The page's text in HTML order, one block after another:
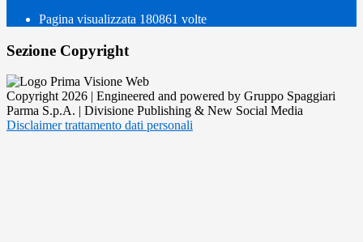
Pagina visualizzata 180861 volte
Sezione Copyright
Copyright 2026 | Engineered and powered by Gruppo Spaggiari
Parma S.p.A. | Divisione Publishing & New Social Media
Disclaimer trattamento dati personali